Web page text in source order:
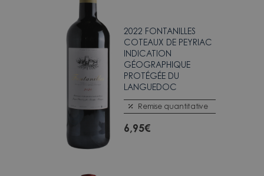
2022 FONTANILLES
COTEAUX DE PEYRIAC
INDICATION
GÉOGRAPHIQUE
PROTÉGÉE DU
LANGUEDOC
Remise quantitative
6,95€